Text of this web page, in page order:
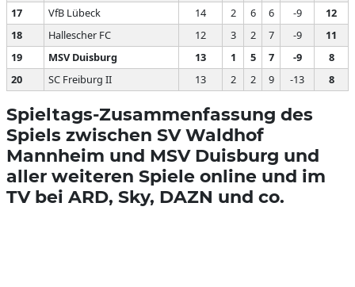
17
VfB Lübeck 14 2 6 6 -9
12
18
Hallescher FC 12 3 2 7 -9
11
19
MSV Duisburg 13 1 5 7 -9
8
20
SC Freiburg II 13 2 2 9 -13 8
Spieltags-Zusammenfassung des
Spiels zwischen SV Waldhof
Mannheim und MSV Duisburg und
aller weiteren Spiele online und im
TV bei ARD, Sky, DAZN und co.